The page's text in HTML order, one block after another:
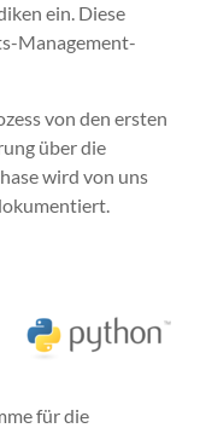
ein. Diese
Management-
von den ersten
über die
wird von uns
für die